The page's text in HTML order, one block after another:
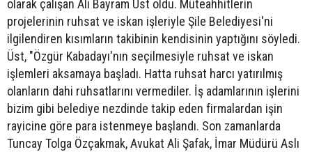
olarak çalışan Ali Bayram Üst oldu. Müteahhitlerin
projelerinin ruhsat ve iskan işleriyle Şile Belediyesi'ni
ilgilendiren kısımların takibinin kendisinin yaptığını söyledi.
Üst, "Özgür Kabadayı'nın seçilmesiyle ruhsat ve iskan
işlemleri aksamaya başladı. Hatta ruhsat harcı yatırılmış
olanların dahi ruhsatlarını vermediler. İş adamlarının işlerini
bizim gibi belediye nezdinde takip eden firmalardan işin
rayicine göre para istenmeye başlandı. Son zamanlarda
Tuncay Tolga Özçakmak, Avukat Ali Şafak, İmar Müdürü Aslı